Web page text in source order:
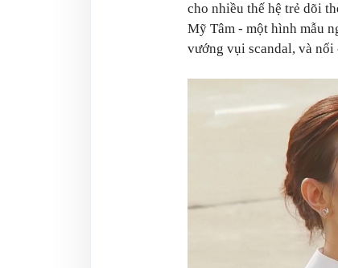
cho nhiều thế hệ trẻ dõi
Mỹ Tâm - một hình mẫu
vướng vụi scandal, và nối